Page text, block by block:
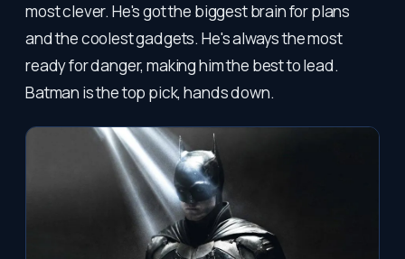
most clever. He's got the biggest brain for plans
and the coolest gadgets. He's always the most
ready for danger, making him the best to lead.
Batman is the top pick, hands down.